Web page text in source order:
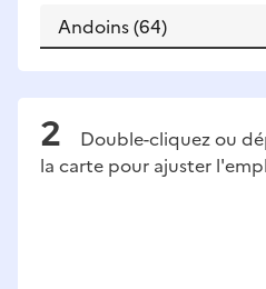
Double-cliquez ou
la carte pour ajuster